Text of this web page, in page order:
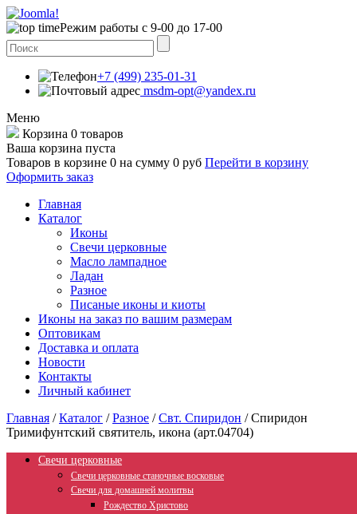
Режим работы с 9-00 до 17-00
+7 (499) 235-01-31
msdm-opt@yandex.ru
Меню
Корзина 0 товаров
Ваша корзина пуста
Товаров в корзине 0 на сумму 0 руб Перейти в корзину
Оформить заказ
Главная
Каталог
Иконы
Свечи церковные
Масло лампадное
Ладан
Разное
Писаные иконы и киоты
Иконы на заказ по вашим размерам
Оптовикам
Доставка и оплата
Новости
Контакты
Личный кабинет
Главная /Каталог /Разное /Свт. Спиридон /Спиридон
Тримифунтский святитель, икона (арт.04704)
Свечи церковные
Свечи церковные станочные восковые
Свечи для домашней молитвы
Рождество Христово